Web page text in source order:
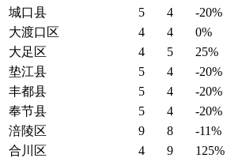
城口县
5 4 -20%
大渡口区
4 4 0%
大足区
4 5 25%
垫江县
5 4 -20%
丰都县
5 4 -20%
奉节县
5 4 -20%
涪陵区
9 8 -11%
合川区
4 9 125%